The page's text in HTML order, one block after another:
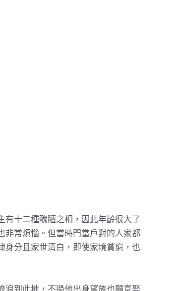
有十二種醜陋之相，因此年齡很大了
非常煩惱。但當時門當戶對的人家都
身分且家世清白，即使家境貧窮，也